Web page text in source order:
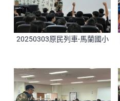
20250303原民列車-馬蘭國小